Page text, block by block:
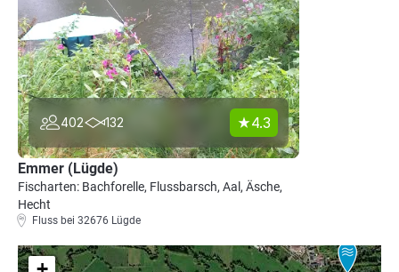
402 132 4.3
Emmer (Lügde)
Fischarten: Bachforelle, Flussbarsch, Aal, Äsche,
Hecht
Fluss bei 32676 Lügde